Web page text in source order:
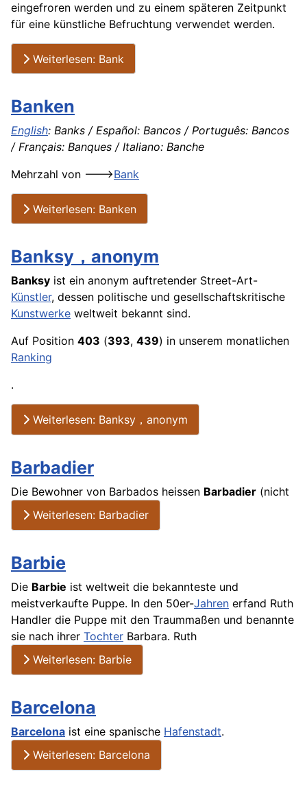
eingefroren werden und zu einem späteren Zeitpunkt
für eine künstliche Befruchtung verwendet werden.
Weiterlesen: Bank
Banken
English: Banks / Español: Bancos / Português: Bancos
/ Français: Banques / Italiano: Banche
Mehrzahl von --->Bank
Weiterlesen: Banken
Banksy，anonym
Banksy ist ein anonym auftretender Street-Art-
Künstler, dessen politische und gesellschaftskritische
Kunstwerke weltweit bekannt sind.
Auf Position 403 (393, 439) in unserem monatlichen
Ranking
.
Weiterlesen: Banksy，anonym
Barbadier
Die Bewohner von Barbados heissen Barbadier (nicht
Weiterlesen: Barbadier
Barbie
Die Barbie ist weltweit die bekannteste und
meistverkaufte Puppe. In den 50er-Jahren erfand Ruth
Handler die Puppe mit den Traummaßen und benannte
sie nach ihrer Tochter Barbara. Ruth
Weiterlesen: Barbie
Barcelona
Barcelona ist eine spanische Hafenstadt.
Weiterlesen: Barcelona